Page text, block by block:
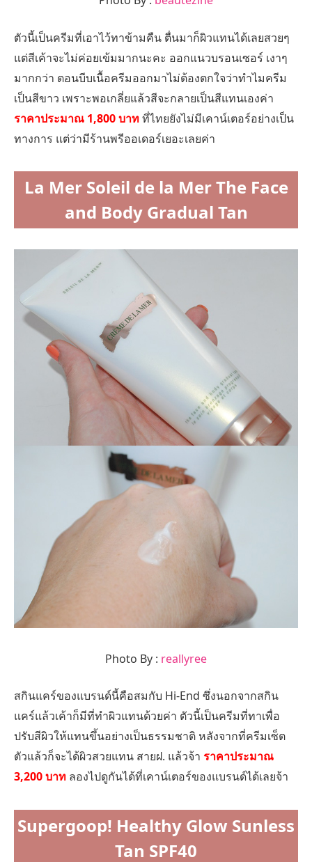
ตัวนี้เป็นครีมที่เอาไว้ทาข้ามคืน ตื่นมาก็ผิวแทนได้เลยสวยๆ
แต่สีเค้าจะไม่ค่อยเข้มมากนะคะ ออกแนวบรอนเซอร์ เงาๆ
มากกว่า ตอนบีบเนื้อครีมออกมาไม่ต้องตกใจว่าทำไมครีม
เป็นสีขาว เพราะพอเกลี่ยแล้วสีจะกลายเป็นสีแทนเองค่า
ราคาประมาณ 1,800 บาทที่ไทยยังไม่มีเคาน์เตอร์อย่างเป็น
ทางการ แต่ว่ามีร้านพรีออเดอร์เยอะเลยค่า
La Mer Soleil de la Mer The Face
and Body Gradual Tan
Photo By : reallyree
สกินแคร์ของแบรนด์นี้คือสมกับ Hi-End ซึ่งนอกจากสกิน
แคร์แล้วเค้าก็มีที่ทำผิวแทนด้วยค่า ตัวนี้เป็นครีมที่ทาเพื่อ
ปรับสีผิวให้แทนขึ้นอย่างเป็นธรรมชาติ หลังจากที่ครีมเซ็ต
ตัวแล้วก็จะได้ผิวสวยแทน สายฝ. แล้วจ้า ราคาประมาณ
3,200 บาท ลองไปดูกันได้ที่เคาน์เตอร์ของแบรนด์ได้เลยจ้า
Supergoop! Healthy Glow Sunless
Tan SPF40